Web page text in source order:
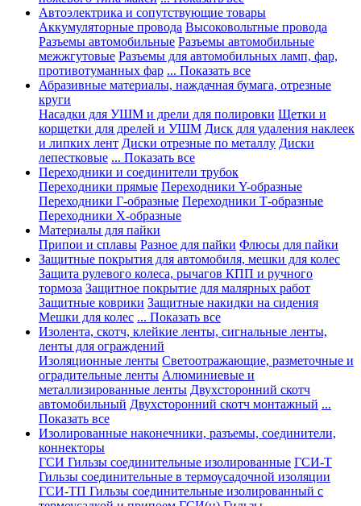
Автоэлектрика и сопутствующие товары
Аккумуляторные провода Высоковольтные провода
Разъемы автомобильные Разъемы автомобильные
межжгутовые Разъемы для автомобильных ламп, фар,
противотуманных фар ... Показать все
Абразивные материалы, наждачная бумага, отрезные
круги
Насадки для УШМ и дрели для полировки Щетки и
корщетки для дрелей и УШМ Диск для удаления наклеек
и липких лент Диски отрезные по металлу Диски
лепестковые ... Показать все
Переходники и соединители трубок
Переходники прямые Переходники Y-образные
Переходники Г-образные Переходники Т-образные
Переходники Х-образные
Материалы для пайки
Припои и сплавы Разное для пайки Флюсы для пайки
Защитные покрытия для автомобиля, мешки для колес
Защита рулевого колеса, рычагов КПП и ручного
тормоза Защитное покрытие для малярных работ
Защитные коврики Защитные накидки на сидения
Мешки для колес ... Показать все
Изолента, скотч, клейкие ленты, сигнальные ленты,
ленты для ограждений
Изоляционные ленты Светоотражающие, разметочные и
оградительные ленты Алюминиевые и
металлизированные ленты Двухсторонний скотч
автомобильный Двухсторонний скотч монтажный ...
Показать все
Изолированные наконечники, разъемы, соединители,
коннекторы
ГСИ Гильзы соединительные изолированные ГСИ-Т
Гильзы соединительные в термоусадочной изоляции
ГСИ-ТП Гильзы соединительные изолированный с